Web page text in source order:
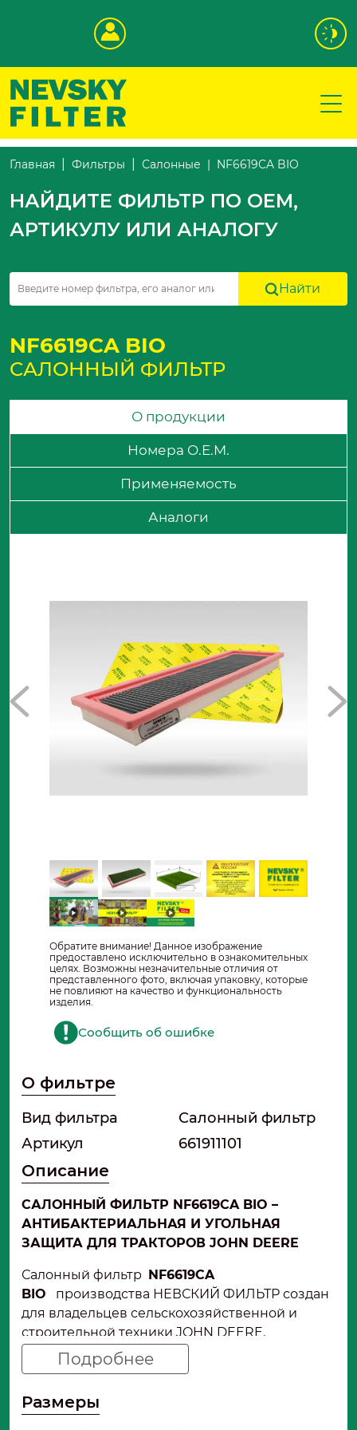
Главная Фильтры Салонные NF6619CA BIO
НАЙДИТЕ ФИЛЬТР ПО OEM,
АРТИКУЛУ ИЛИ АНАЛОГУ
Найти
NF6619CA BIO
САЛОННЫЙ ФИЛЬТР
О продукции
Номера O.E.M.
Применяемость
Аналоги
Обратите внимание! Данное изображение
предоставлено исключительно в ознакомительных
целях. Возможны незначительные отличия от
представленного фото, включая упаковку, которые
не повлияют на качество и функциональность
изделия.
Сообщить об ошибке
О фильтре
Вид фильтра
Салонный фильтр
Артикул
661911101
Описание
САЛОННЫЙ ФИЛЬТР NF6619CA BIO –
АНТИБАКТЕРИАЛЬНАЯ И УГОЛЬНАЯ
ЗАЩИТА ДЛЯ ТРАКТОРОВ JOHN DEERE
Салонный фильтр NF6619CA
BIO производства НЕВСКИЙ ФИЛЬТР создан
для владельцев сельскохозяйственной и
строительной техники JOHN DEERE.
Маркировка «BIO» в артикуле означает
антибактериальный тип фильтра с пропиткой,
грибка, а буква «C» указывает на наличие
Подробнее
Размеры